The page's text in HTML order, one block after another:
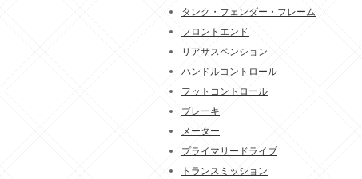
タンク・フェンダー・フレーム
フロントエンド
リアサスペンション
ハンドルコントロール
フットコントロール
ブレーキ
メーター
プライマリードライブ
トランスミッション